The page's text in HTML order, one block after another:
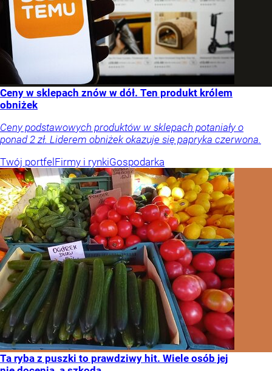
Ceny w sklepach znów w dół. Ten produkt królem
obniżek
Ceny podstawowych produktów w sklepach potaniały o
ponad 2 zł. Liderem obniżek okazuje się papryka czerwona.
Twój portfelFirmy i rynkiGospodarka
Ta ryba z puszki to prawdziwy hit. Wiele osób jej